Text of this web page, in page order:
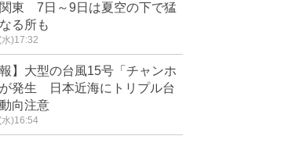
東 7日～9日は夏空の下で猛
る所も
)17:32
報】大型の台風15号「チャンホ
発生 日本近海にトリプル台
向注意
)16:54